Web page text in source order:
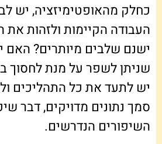
כחלק מהאופטימיזציה, יש
העבודה הקיימות ולזהות
ישנם שלבים מיותרים? האם
שניתן לשפר על מנת לחסוך
יש לתעד את כל התהליכים
סמך נתונים מדויקים, דבר
השיפורים הנדרשים.